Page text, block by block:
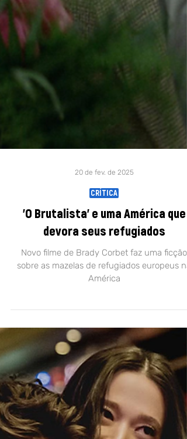
20 de fev. de 2025
'O Brutalista' e uma América que
devora seus refugiados
Novo filme de Brady Corbet faz uma ficção
sobre as mazelas de refugiados europeus na
América